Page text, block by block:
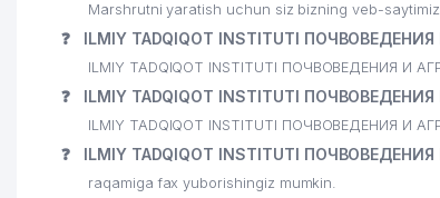
NEO-FARM MChJ
28 CHISTIY DOM LYUKS MChJ
29 UFT Academy
MIRZO ULUG'BEK NOMIDAGI O'ZBEKISTON
Marshrutni yaratish uchun siz bizning veb-
❓ ILMIY TADQIQOT INSTITUTI
ILMIY TADQIQOT INSTITUTI ПОЧВОВЕДЕНИЯ И
❓ ILMIY TADQIQOT INSTITUTI
ILMIY TADQIQOT INSTITUTI ПОЧВОВЕДЕНИЯ И
❓ ILMIY TADQIQOT INSTITUTI
raqamiga fax yuborishingiz mumkin.